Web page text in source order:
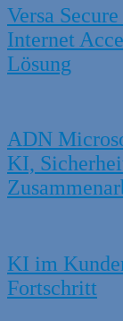
Versa
Internet
Lösung
ADN
KI,
KI im
Fortschritt